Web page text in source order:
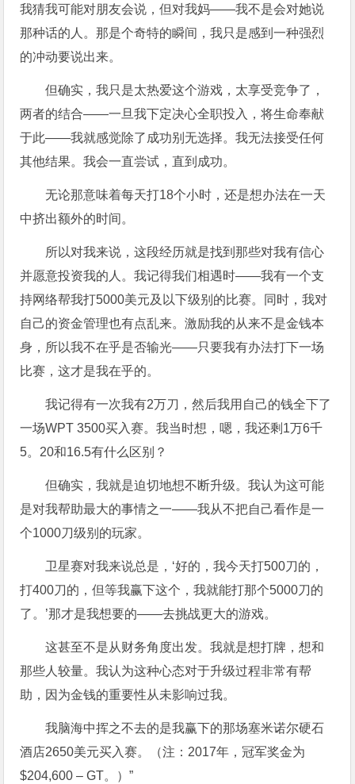
我猜我可能对朋友会说，但对我妈——我不是会对她说
那种话的人。那是个奇特的瞬间，我只是感到一种强烈
的冲动要说出来。
但确实，我只是太热爱这个游戏，太享受竞争了，
两者的结合——一旦我下定决心全职投入，将生命奉献
于此——我就感觉除了成功别无选择。我无法接受任何
其他结果。我会一直尝试，直到成功。
无论那意味着每天打18个小时，还是想办法在一天
中挤出额外的时间。
所以对我来说，这段经历就是找到那些对我有信心
并愿意投资我的人。我记得我们相遇时——我有一个支
持网络帮我打5000美元及以下级别的比赛。同时，我对
自己的资金管理也有点乱来。激励我的从来不是金钱本
身，所以我不在乎是否输光——只要我有办法打下一场
比赛，这才是我在乎的。
我记得有一次我有2万刀，然后我用自己的钱全下了
一场WPT 3500买入赛。我当时想，嗯，我还剩1万6千
5。20和16.5有什么区别？
但确实，我就是迫切地想不断升级。我认为这可能
是对我帮助最大的事情之一——我从不把自己看作是一
个1000刀级别的玩家。
卫星赛对我来说总是，‘好的，我今天打500刀的，
打400刀的，但等我赢下这个，我就能打那个5000刀的
了。’那才是我想要的——去挑战更大的游戏。
这甚至不是从财务角度出发。我就是想打牌，想和
那些人较量。我认为这种心态对于升级过程非常有帮
助，因为金钱的重要性从未影响过我。
我脑海中挥之不去的是我赢下的那场塞米诺尔硬石
酒店2650美元买入赛。（注：2017年，冠军奖金为
$204,600 – GT。）”